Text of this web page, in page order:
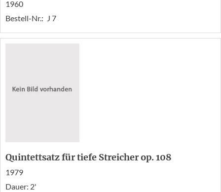
1960
Bestell-Nr.: J 7
Quintettsatz für tiefe Streicher op. 108
1979
Dauer: 2'